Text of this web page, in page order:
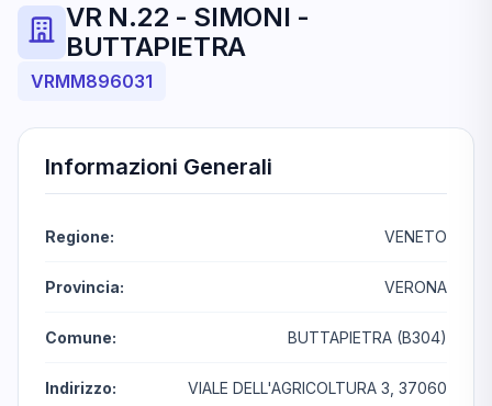
VR N.22 - SIMONI -
BUTTAPIETRA
VRMM896031
Informazioni Generali
Regione: VENETO
Provincia: VERONA
Comune: BUTTAPIETRA (B304)
Indirizzo: VIALE DELL'AGRICOLTURA 3, 37060